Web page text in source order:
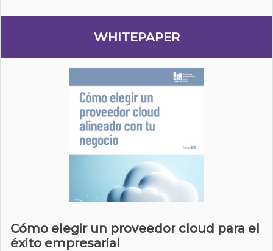
WHITEPAPER
Cómo elegir un proveedor cloud para el
éxito empresarial